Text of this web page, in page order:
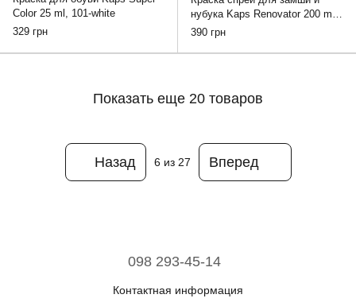
Color 25 ml, 101-white
329 грн
нубука Kaps Renovator 200 ml,
clear
390 грн
Показать еще 20 товаров
Назад 6из 27 Вперед
098 293-45-14
Контактная информация